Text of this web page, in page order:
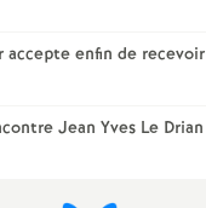
accepte enfin de recevoir
Jean Yves Le Drian